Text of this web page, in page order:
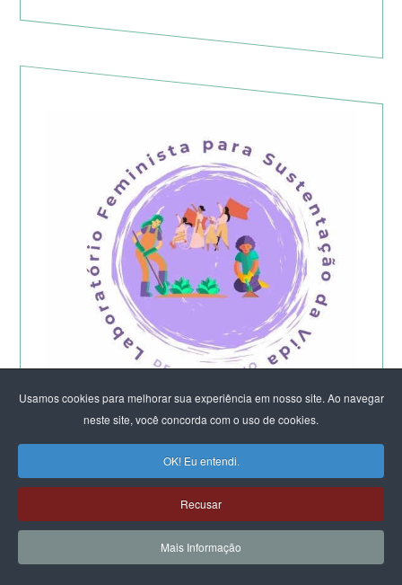
Usamos cookies para melhorar sua experiência em nosso site. Ao navegar
neste site, você concorda com o uso de cookies.
OK! Eu entendi.
Recusar
Mais Informação
Começa a etapa presencial do
Laboratório Feminista do DF e Entorno -
2026